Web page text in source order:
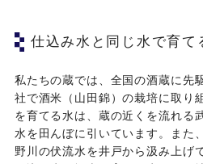
仕込み水と同じ水で育て
私たちの蔵では、全国の酒蔵に先
社で酒米（山田錦）の栽培に取り
を育てる水は、蔵の近くを流れる
水を田んぼに引いています。また
野川の伏流水を井戸から汲み上げ